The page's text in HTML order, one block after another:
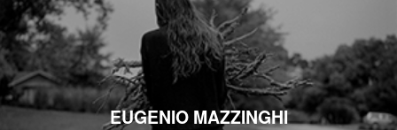
EUGENIO MAZZINGHI